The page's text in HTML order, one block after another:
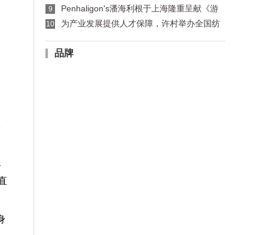
袜适配指南
9
Penhaligon's潘海利根于上海隆重呈献《游
弋之地：伦敦名流录》主题展览 致敬肖像兽首系
10
为产业发展提供人才保障，许村举办全国纺
品牌